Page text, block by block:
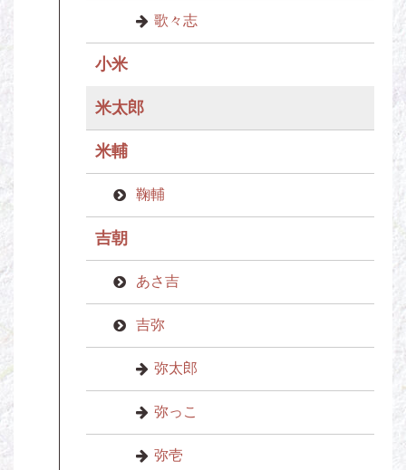
歌々志
小米
米太郎
米輔
鞠輔
吉朝
あさ吉
吉弥
弥太郎
弥っこ
弥壱